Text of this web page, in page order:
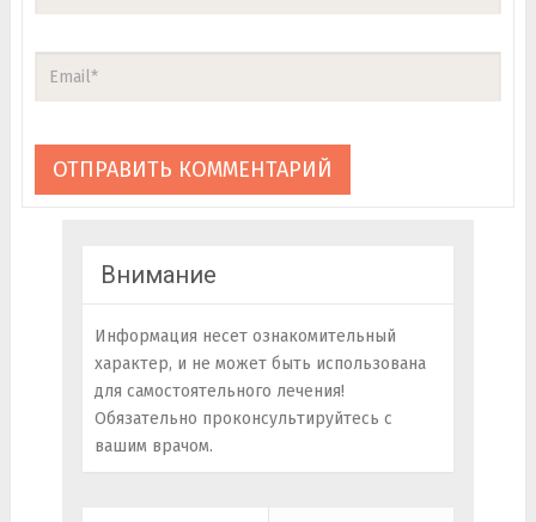
Внимание
Информация несет ознакомительный
характер, и не может быть использована
для самостоятельного лечения!
Обязательно проконсультируйтесь с
вашим врачом.